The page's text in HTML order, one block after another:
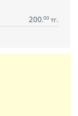
200.00 тг.